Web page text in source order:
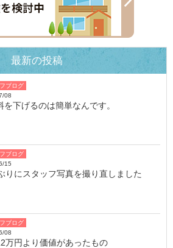
最新の投稿
ブログ
08
を下げるのは簡単なんです。
ブログ
15
りにスタッフ写真を撮り直しました
ブログ
08
万円より価値があったもの